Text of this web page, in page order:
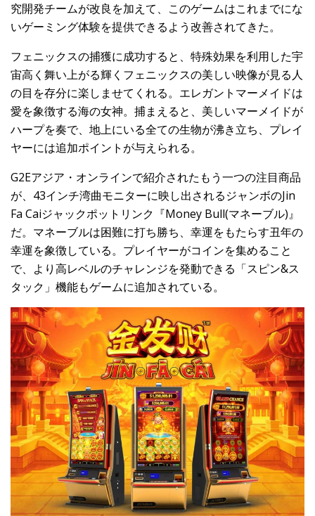
究開発チームが改良を加えて、このゲームはこれまでにな
いゲーミング体験を提供できるよう改善されてきた。
フェニックスの捕獲に成功すると、特殊効果を利用した宇
宙高く舞い上がる輝くフェニックスの美しい映像が見る人
の目を存分に楽しませてくれる。エレガントマーメイドは
愛を象徴する海の女神。捕まえると、美しいマーメイドが
ハープを奏で、地上にいる全ての生物が沸き立ち、プレイ
ヤーには追加ポイントが与えられる。
G2Eアジア・オンラインで紹介されたもう一つの注目商品
が、43インチ湾曲モニターに映し出されるジャンボのJin
Fa Caiジャックポットリンク『Money Bull(マネーブル)』
だ。マネーブルは困難に打ち勝ち、幸運をもたらす丑年の
幸運を象徴している。プレイヤーがコインを集めること
で、より高レベルのチャレンジを発動できる「スピン&ス
タック」機能もゲームに追加されている。